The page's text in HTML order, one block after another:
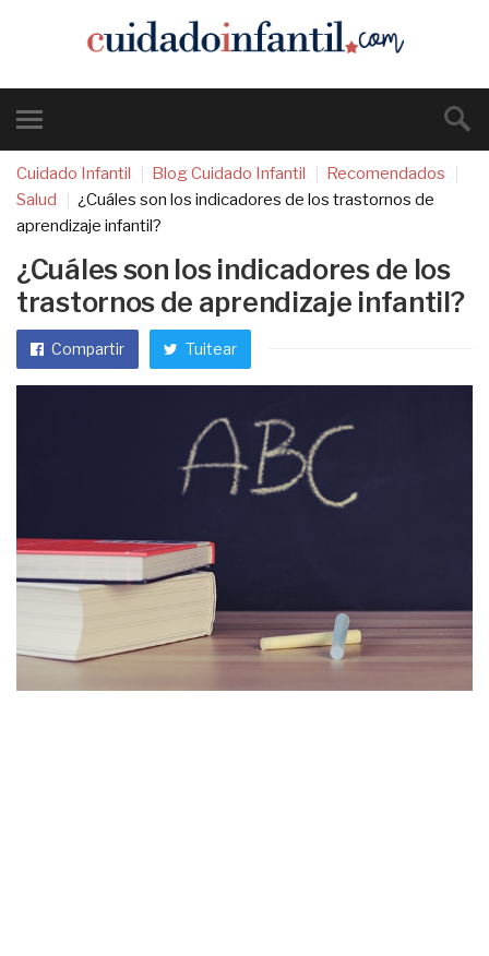
Cuidado Infantil Blog Cuidado Infantil
Recomendados
Salud
¿Cuáles son los indicadores de los trastornos de
aprendizaje infantil?
¿Cuáles son los indicadores de los
trastornos de aprendizaje infantil?
Compartir Tuitear